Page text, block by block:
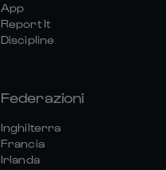
App
Report It
Discipline
Federazioni
Inghilterra
Francia
Irlanda